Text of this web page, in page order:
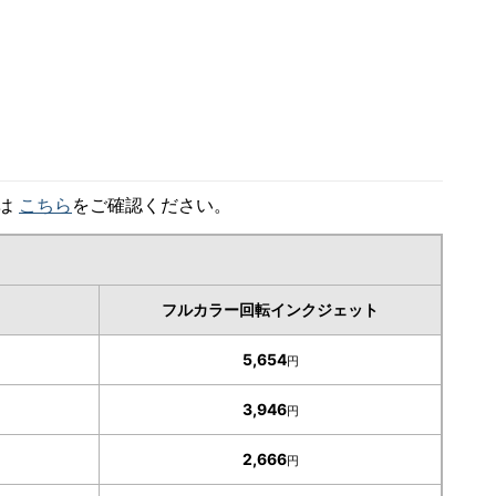
こちら をご確認ください。
フルカラー回転インクジェット
5,654円
3,946円
2,666円